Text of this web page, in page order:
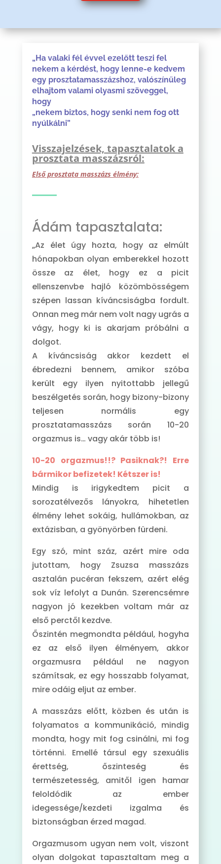
„Ha valaki fél évvel ezelőtt teszi fel
nekem a kérdést, hogy lenne-e kedvem
egy prosztatamasszázshoz, valószínűleg
elhajtom valami olyasmi szöveggel,
hogy
„nekem biztos, hogy senki nem fog ott
nyúlkálni”
Visszajelzések, tapasztalatok a
prosztata masszázsról:
Első prosztata masszázs élmény:
Ádám tapasztalata:
„Az élet úgy hozta, hogy az elmúlt
hónapokban olyan emberekkel hozott
össze az élet, hogy ez a picit
ellenszenvbe hajló közömbösségem
szépen lassan kíváncsiságba fordult.
Onnan meg már nem volt nagy ugrás a
vágy, hogy ki is akarjam próbálni a
dolgot.
A kíváncsiság akkor kezdett el
ébredezni bennem, amikor szóba
került egy ilyen nyitottabb jellegű
beszélgetés során, hogy bizony-bizony
teljesen normális egy
prosztatamasszázs során 10-20
orgazmus is… vagy akár több is!
10-20 orgazmus!!? Pasiknak?! Erre
bármikor befizetek! Kétszer is!
Mindig is irigykedtem picit a
sorozatélvezős lányokra, hihetetlen
élmény lehet sokáig, hullámokban, az
extázisban, a gyönyörben fürdeni.
Egy szó, mint száz, azért mire oda
jutottam, hogy Zsuzsa masszázs
asztalán pucéran fekszem, azért elég
sok víz lefolyt a Dunán. Szerencsémre
nagyon jó kezekben voltam már az
első perctől kezdve.
Őszintén megmondta például, hogyha
ez az első ilyen élményem, akkor
orgazmusra például ne nagyon
számítsak, ez egy hosszabb folyamat,
mire odáig eljut az ember.
A masszázs előtt, közben és után is
folyamatos a kommunikáció, mindig
mondta, hogy mit fog csinálni, mi fog
történni. Emellé társul egy szexuális
érettség, őszinteség és
természetesség, amitől igen hamar
feloldódik az ember
idegessége/kezdeti izgalma és
biztonságban érzed magad.
Orgazmusom ugyan nem volt, viszont
olyan dolgokat tapasztaltam meg a